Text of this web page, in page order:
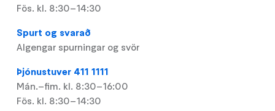
Fös. kl. 8:30–14:30
Spurt og svarað
Algengar spurningar og svör
Þjónustuver 411 1111
Mán.–fim. kl. 8:30–16:00
Fös. kl. 8:30–14:30